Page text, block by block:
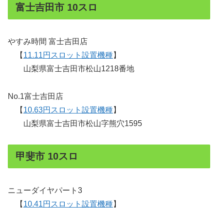
富士吉田市 10スロ
やすみ時間 富士吉田店
【 11.11円スロット設置機種】
山梨県富士吉田市松山1218番地
No.1富士吉田店
【 10.63円スロット設置機種】
山梨県富士吉田市松山字熊穴1595
甲斐市 10スロ
ニューダイヤパート3
【 10.41円スロット設置機種】